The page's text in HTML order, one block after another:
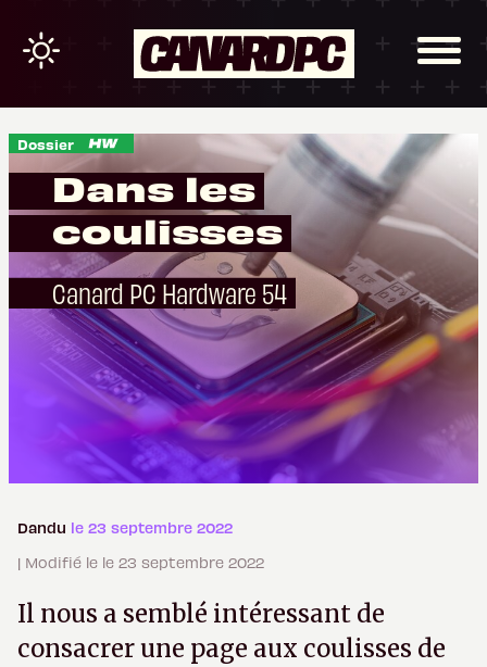
Dossier
Dans les
coulisses
Canard PC Hardware 54
Dandu le 23 septembre 2022
| Modifié le le 23 septembre 2022
Il nous a semblé intéressant de
consacrer une page aux coulisses de